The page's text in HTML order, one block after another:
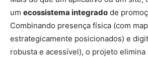
um ecossistema integrado de
Combinando presença física (com
estrategicamente posicionados) e
robusta e acessível), o projeto